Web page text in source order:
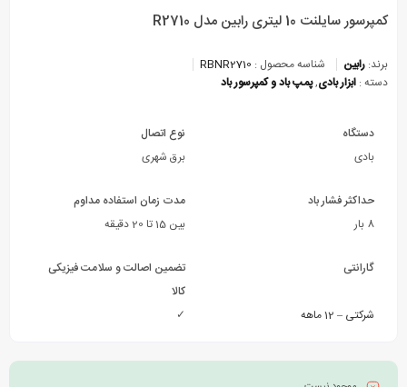
کمپرسور سایلنت 10 لیتری رابین مدل R2710
برند: رابین شناسه محصول : RBNR2710
دسته : ابزار بادی,پمپ باد و کمپرسور باد
دستگاه
بادی
نوع اتصال
برق شهری
حداکثر فشار باد
8 بار
مدت زمان استفاده مداوم
بین 15 تا 20 دقیقه
گارانتی
شرکتی – 12 ماهه
تضمین اصالت و سلامت فیزیکی
کالا
✓